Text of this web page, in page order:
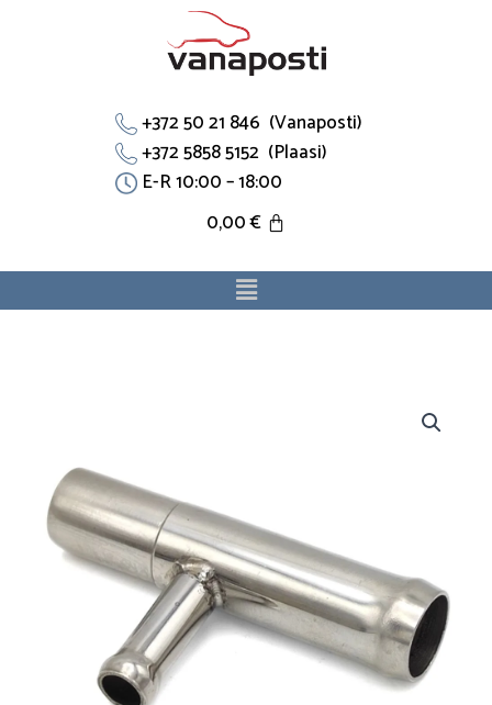
+372 50 21 846 (Vanaposti)
+372 5858 5152 (Plaasi)
E-R 10:00 – 18:00
0,00€
Menu
Roostevaba
teras